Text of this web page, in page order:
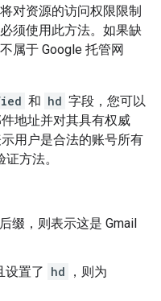
对资源的访问权限限制
须使用此方法。如果缺
属于 Google 托管网
和 hd 字段，您可以
地址并对其具有权威
用户是合法的账号所有
方法。
后缀，则表示这是 Gmail
设置了 hd
，则为